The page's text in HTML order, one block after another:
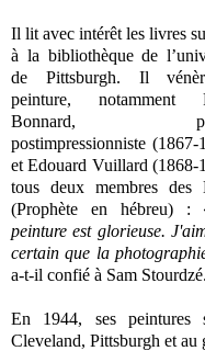
Il lit avec intérêt les livres
à la bibliothèque de
de Pittsburgh. Il
peinture, notamment
Bonnard,
postimpressionniste (1867-
et Edouard Vuillard (1868-
tous deux membres des
(Prophète en hébreu) :
peinture est glorieuse.
certain que la
a-t-il confié à Sam Stourdzé.
En 1944, ses peintures
Cleveland, Pittsburgh et au